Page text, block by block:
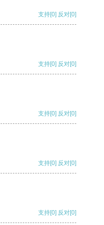
支持[0] 反对[0]
支持[0] 反对[0]
支持[0] 反对[0]
支持[0] 反对[0]
支持[0] 反对[0]